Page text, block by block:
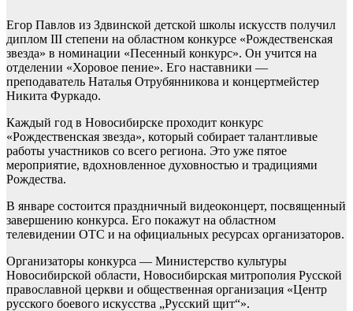
Егор Павлов из Здвинской детской школы искусств получил
диплом III степени на областном конкурсе «Рождественская
звезда» в номинации «Песенный конкурс». Он учится на
отделении «Хоровое пение». Его наставники —
преподаватель Наталья Отрубянникова и концертмейстер
Никита Фуркадо.
Каждый год в Новосибирске проходит конкурс
«Рождественская звезда», который собирает талантливые
работы участников со всего региона. Это уже пятое
мероприятие, вдохновленное духовностью и традициями
Рождества.
В январе состоится праздничный видеоконцерт, посвященный
завершению конкурса. Его покажут на областном
телевидении ОТС и на официальных ресурсах организаторов.
Организаторы конкурса — Министерство культуры
Новосибирской области, Новосибирская митрополия Русской
православной церкви и общественная организация «Центр
русского боевого искусства „Русский щит“».